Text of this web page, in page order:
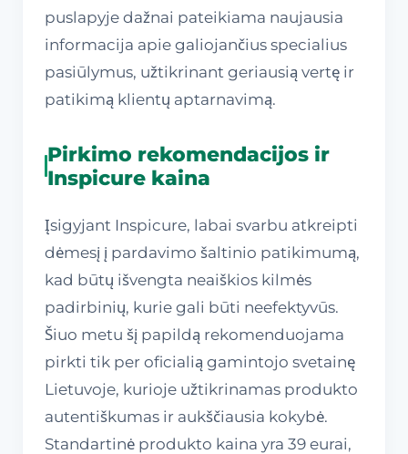
puslapyje dažnai pateikiama naujausia
informacija apie galiojančius specialius
pasiūlymus, užtikrinant geriausią vertę ir
patikimą klientų aptarnavimą.
Pirkimo rekomendacijos ir
Inspicure kaina
Įsigyjant Inspicure, labai svarbu atkreipti
dėmesį į pardavimo šaltinio patikimumą,
kad būtų išvengta neaiškios kilmės
padirbinių, kurie gali būti neefektyvūs.
Šiuo metu šį papildą rekomenduojama
pirkti tik per oficialią gamintojo svetainę
Lietuvoje, kurioje užtikrinamas produkto
autentiškumas ir aukščiausia kokybė.
Standartinė produkto kaina yra 39 eurai,